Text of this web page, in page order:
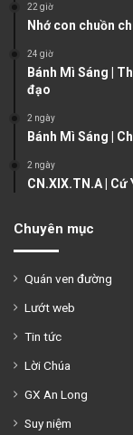
22 giờ
Nhớ con chuồn
24 giờ
Bánh Mì Sáng |
đạo
2 ngày
Bánh Mì Sáng |
2 ngày
CN.XIX.TN.A | Cứ
Chuyên mục
Quán ven đường
Lướt web
Tin tức
Lời Chúa
GX An Long
Suy niệm